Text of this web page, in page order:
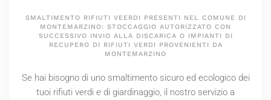
SMALTIMENTO RIFIUTI VEERDI PRESENTI NEL COMUNE DI
MONTEMARZINO: STOCCAGGIO AUTORIZZATO CON
SUCCESSIVO INVIO ALLA DISCARICA O IMPIANTI DI
RECUPERO DI RIFIUTI VERDI PROVENIENTI DA
MONTEMARZINO
Se hai bisogno di uno smaltimento sicuro ed ecologico dei
tuoi rifiuti verdi e di giardinaggio, il nostro servizio a